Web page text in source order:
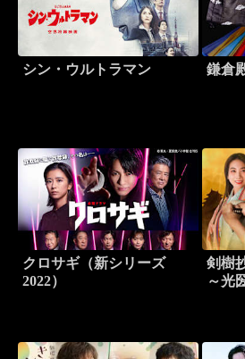
シン・ウルトラマン 鎌倉
クロサギ（新シリーズ
2022）
剣樹
～光